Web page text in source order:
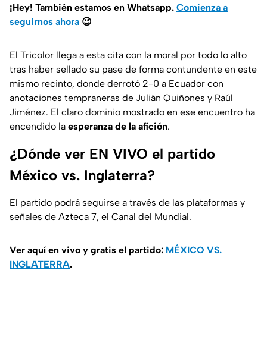
¡Hey! También estamos en Whatsapp. Comienza a
seguirnos ahora 😉
El Tricolor llega a esta cita con la moral por todo lo alto
tras haber sellado su pase de forma contundente en este
mismo recinto, donde derrotó 2-0 a Ecuador con
anotaciones tempraneras de Julián Quiñones y Raúl
Jiménez. El claro dominio mostrado en ese encuentro ha
encendido la esperanza de la afición.
¿Dónde ver EN VIVO el partido
México vs. Inglaterra?
El partido podrá seguirse a través de las plataformas y
señales de Azteca 7, el Canal del Mundial.
Ver aquí en vivo y gratis el partido: MÉXICO VS.
INGLATERRA.